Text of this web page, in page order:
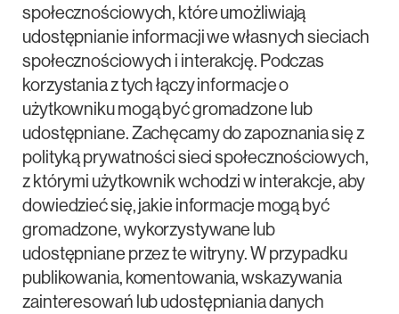
społecznościowych, które umożliwiają
udostępnianie informacji we własnych sieciach
społecznościowych i interakcję. Podczas
korzystania z tych łączy informacje o
użytkowniku mogą być gromadzone lub
udostępniane. Zachęcamy do zapoznania się z
polityką prywatności sieci społecznościowych,
z którymi użytkownik wchodzi w interakcje, aby
dowiedzieć się, jakie informacje mogą być
gromadzone, wykorzystywane lub
udostępniane przez te witryny. W przypadku
publikowania, komentowania, wskazywania
zainteresowań lub udostępniania danych